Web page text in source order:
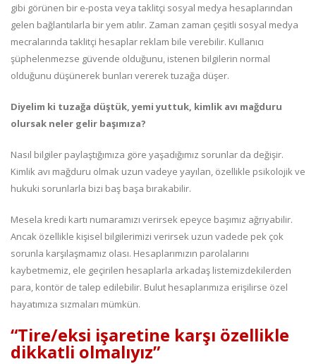
gibi görünen bir e-posta veya taklitçi sosyal medya hesaplarından
gelen bağlantılarla bir yem atılır. Zaman zaman çeşitli sosyal medya
mecralarında taklitçi hesaplar reklam bile verebilir. Kullanıcı
şüphelenmezse güvende olduğunu, istenen bilgilerin normal
olduğunu düşünerek bunları vererek tuzağa düşer.
Diyelim ki tuzağa düştük, yemi yuttuk, kimlik avı mağduru
olursak neler gelir başımıza?
Nasıl bilgiler paylaştığımıza göre yaşadığımız sorunlar da değişir.
Kimlik avı mağduru olmak uzun vadeye yayılan, özellikle psikolojik ve
hukuki sorunlarla bizi baş başa bırakabilir.
Mesela kredi kartı numaramızı verirsek epeyce başımız ağrıyabilir.
Ancak özellikle kişisel bilgilerimizi verirsek uzun vadede pek çok
sorunla karşılaşmamız olası. Hesaplarımızın parolalarını
kaybetmemiz, ele geçirilen hesaplarla arkadaş listemizdekilerden
para, kontör de talep edilebilir. Bulut hesaplarımıza erişilirse özel
hayatımıza sızmaları mümkün.
“Tire/eksi işaretine karşı özellikle
dikkatli olmalıyız”